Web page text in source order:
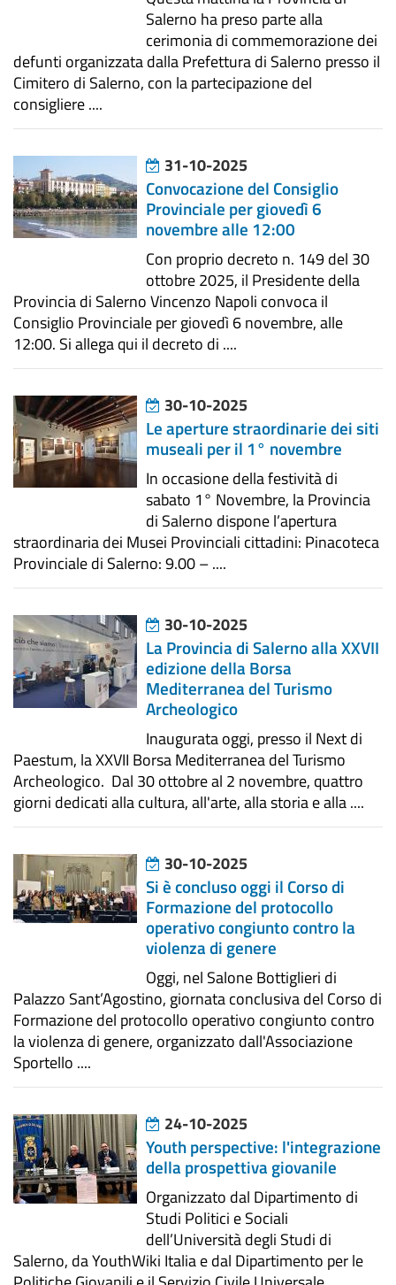
Salerno ha preso parte alla
cerimonia di commemorazione dei
defunti organizzata dalla Prefettura di Salerno presso il
Cimitero di Salerno, con la partecipazione del
consigliere ....
31-10-2025
Convocazione del Consiglio
Provinciale per giovedì 6
novembre alle 12:00
Con proprio decreto n. 149 del 30
ottobre 2025, il Presidente della
Provincia di Salerno Vincenzo Napoli convoca il
Consiglio Provinciale per giovedì 6 novembre, alle
12:00. Si allega qui il decreto di ....
30-10-2025
Le aperture straordinarie dei siti
museali per il 1° novembre
In occasione della festività di
sabato 1° Novembre, la Provincia
di Salerno dispone l’apertura
straordinaria dei Musei Provinciali cittadini: Pinacoteca
Provinciale di Salerno: 9.00 – ....
30-10-2025
La Provincia di Salerno alla XXVII
edizione della Borsa
Mediterranea del Turismo
Archeologico
Inaugurata oggi, presso il Next di
Paestum, la XXVII Borsa Mediterranea del Turismo
Archeologico. Dal 30 ottobre al 2 novembre, quattro
giorni dedicati alla cultura, all'arte, alla storia e alla ....
30-10-2025
Si è concluso oggi il Corso di
Formazione del protocollo
operativo congiunto contro la
violenza di genere
Oggi, nel Salone Bottiglieri di
Palazzo Sant’Agostino, giornata conclusiva del Corso di
Formazione del protocollo operativo congiunto contro
la violenza di genere, organizzato dall'Associazione
Sportello ....
24-10-2025
Youth perspective: l'integrazione
della prospettiva giovanile
Organizzato dal Dipartimento di
Studi Politici e Sociali
dell’Università degli Studi di
Salerno, da YouthWiki Italia e dal Dipartimento per le